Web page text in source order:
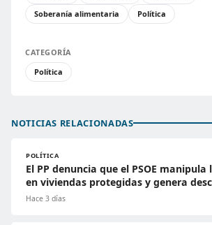
Soberanía alimentaria
Política
CATEGORÍA
Política
NOTICIAS RELACIONADAS
POLÍTICA
El PP denuncia que el PSOE
en viviendas protegidas y genera
Hace 3 días